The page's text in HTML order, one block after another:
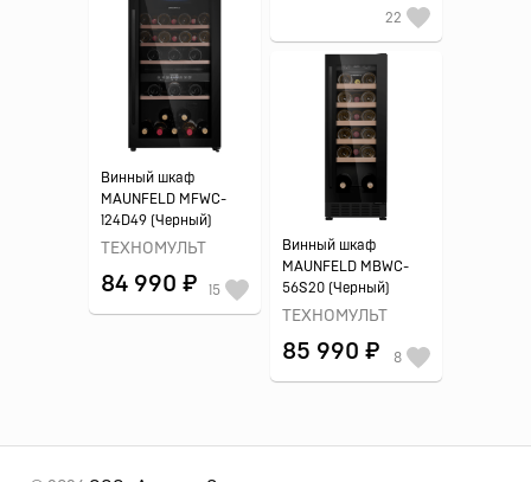
22
Винный шкаф
MAUNFELD MFWC-
124D49 (Черный)
ТЕХНОМУЛЬТ
84 990 ₽ 15
Винный шкаф
MAUNFELD MBWC-
56S20 (Черный)
ТЕХНОМУЛЬТ
85 990 ₽ 8